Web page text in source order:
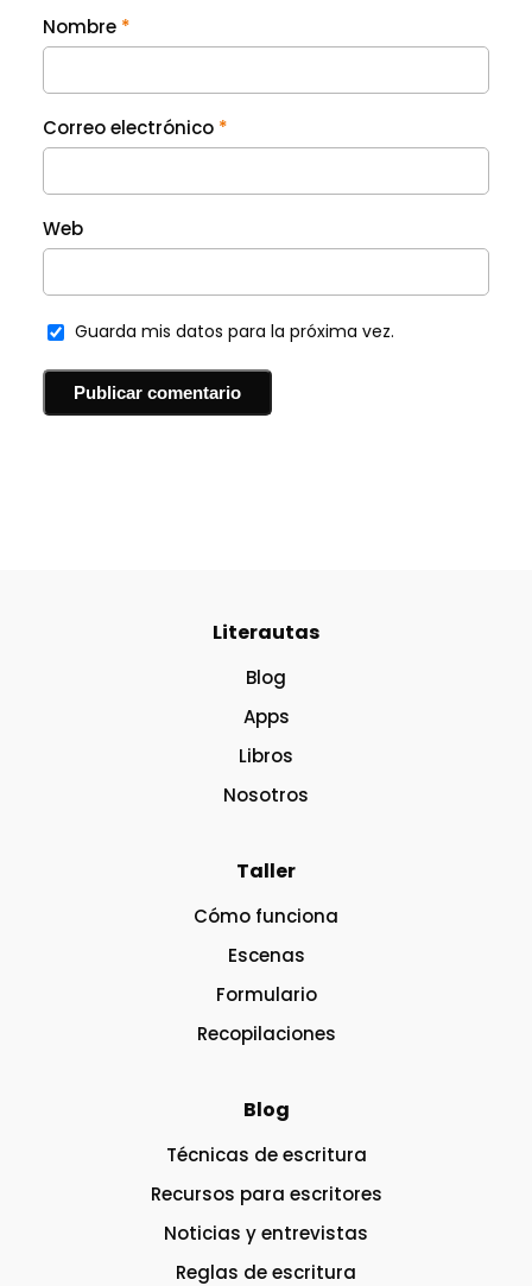
Nombre *
Correo electrónico *
Web
Guarda mis datos para la próxima vez.
Literautas
Blog
Apps
Libros
Nosotros
Taller
Cómo funciona
Escenas
Formulario
Recopilaciones
Blog
Técnicas de escritura
Recursos para escritores
Noticias y entrevistas
Reglas de escritura